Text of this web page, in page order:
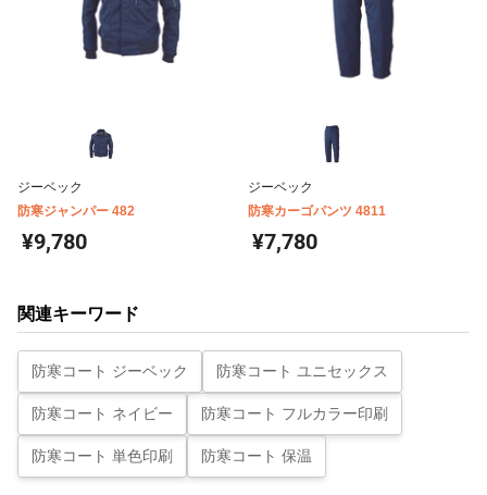
ジーベック
防寒ジャンパー 482
¥9,780
ジーベック
防寒カーゴパンツ 4811
¥7,780
関連キーワード
防寒コート ジーベック 防寒コート ユニセックス
防寒コート ネイビー 防寒コート フルカラー印刷
防寒コート 単色印刷 防寒コート 保温